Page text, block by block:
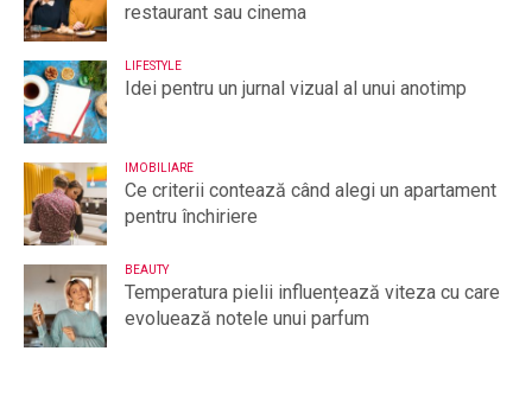
restaurant sau cinema
LIFESTYLE
Idei pentru un jurnal vizual al unui anotimp
IMOBILIARE
Ce criterii contează când alegi un apartament
pentru închiriere
BEAUTY
Temperatura pielii influențează viteza cu care
evoluează notele unui parfum